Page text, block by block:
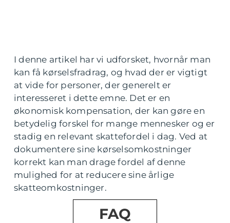
I denne artikel har vi udforsket, hvornår man
kan få kørselsfradrag, og hvad der er vigtigt
at vide for personer, der generelt er
interesseret i dette emne. Det er en
økonomisk kompensation, der kan gøre en
betydelig forskel for mange mennesker og er
stadig en relevant skattefordel i dag. Ved at
dokumentere sine kørselsomkostninger
korrekt kan man drage fordel af denne
mulighed for at reducere sine årlige
skatteomkostninger.
FAQ